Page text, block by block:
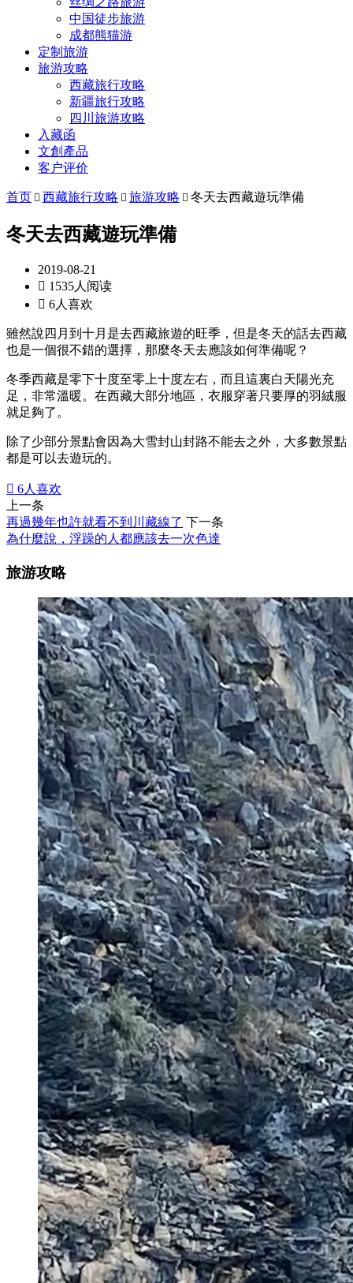
中国徒步旅游
成都熊猫游
定制旅游
旅游攻略
西藏旅行攻略
新疆旅行攻略
四川旅游攻略
入藏函
文創產品
客户评价
首页  西藏旅行攻略  旅游攻略  冬天去西藏遊玩準備
冬天去西藏遊玩準備
2019-08-21
 1535人阅读
 6人喜欢
雖然說四月到十月是去西藏旅遊的旺季，但是冬天的話去西藏
也是一個很不錯的選擇，那麼冬天去應該如何準備呢？
冬季西藏是零下十度至零上十度左右，而且這裏白天陽光充
足，非常溫暖。在西藏大部分地區，衣服穿著只要厚的羽絨服
就足夠了。
除了少部分景點會因為大雪封山封路不能去之外，大多數景點
都是可以去遊玩的。
 6人喜欢
上一条
再過幾年也許就看不到川藏線了 下一条
為什麼說，浮躁的人都應該去一次色達
旅游攻略